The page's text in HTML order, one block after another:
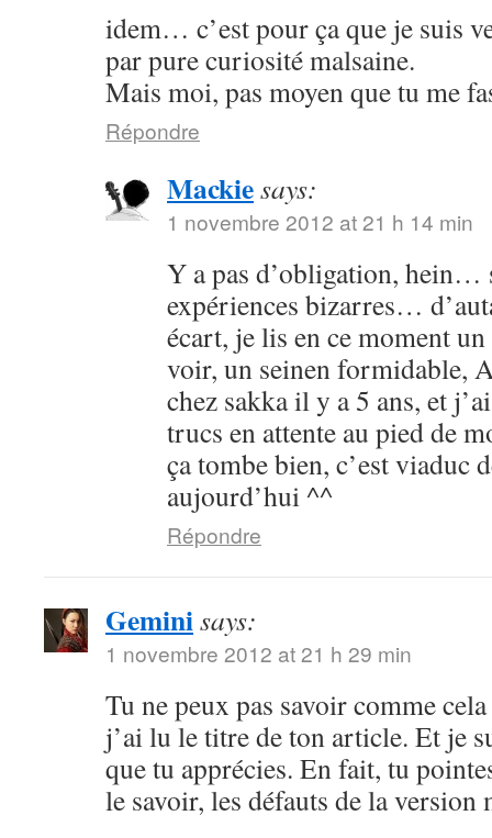
idem… c’est pour ça que je suis
par pure curiosité malsaine.
Mais moi, pas moyen que tu me
Répondre
Mackiesays:
1 novembre 2012 at 21 h 14 min
Y a pas d’obligation, hein…
expériences bizarres…
écart, je lis en ce moment
voir, un seinen formidable,
chez sakka il y a 5 ans, et
trucs en attente au pied de
ça tombe bien, c’est viaduc
aujourd’hui ^^
Répondre
Geminisays:
1 novembre 2012 at 21 h 29 min
Tu ne peux pas savoir comme
j’ai lu le titre de ton article. Et je
que tu apprécies. En fait, tu
le savoir, les défauts de la